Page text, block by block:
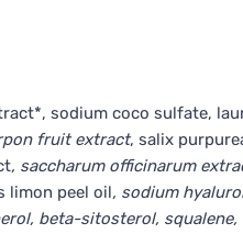
sodium coco sulfate,
fruit extract, salix
, saccharum officinarum
limon peel oil, sodium
beta-sitosterol, squalene,